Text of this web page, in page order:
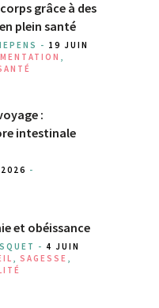
grâce à des
plein santé
- 19 JUIN
,
:
intestinale
-
et obéissance
- 4 JUIN
, SAGESSE ,